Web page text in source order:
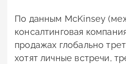
По данным McKinsey
консалтинговая
продажах глобально
хотят личные встречи,